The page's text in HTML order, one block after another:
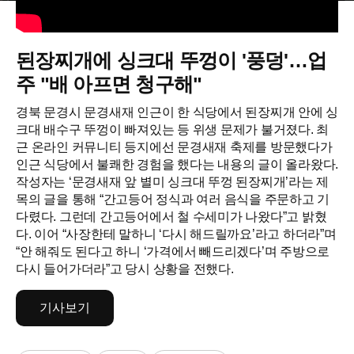
된장찌개에 싱크대 뚜껑이 '풍덩'…업
주 "배 아프면 청구해"
경북 문경시 문경새재 인근이 한 식당에서 된장찌개 안에 싱
크대 배수구 뚜껑이 빠져있는 등 위생 문제가 불거졌다. 최
근 온라인 커뮤니티 등지에선 문경새재 축제를 방문했다가
인근 식당에서 불쾌한 경험을 했다는 내용의 글이 올라왔다.
작성자는 ‘문경새재 앞 별미 싱크대 뚜껑 된장찌개’라는 제
목의 글을 통해 “간고등어 정식과 여러 음식을 주문하고 기
다렸다. 그런데 간고등어에서 철 수세미가 나왔다”고 밝혔
다. 이어 “사장한테 말하니 ‘다시 해드릴까요’라고 하더라”며
“안 해줘도 된다고 하니 ‘가격에서 빼드리겠다’며 주방으로
다시 들어가더라”고 당시 상황을 전했다.
기사보기